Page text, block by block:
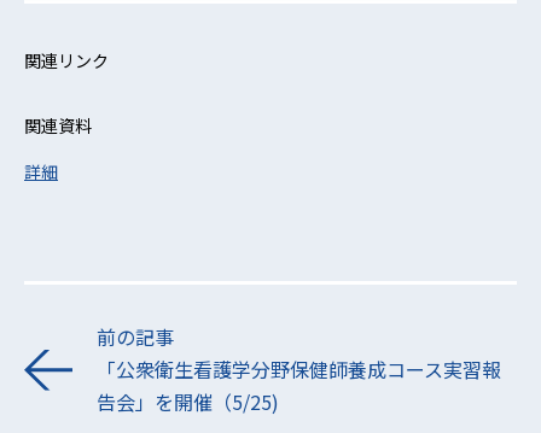
関連リンク
関連資料
詳細
前の記事
「公衆衛生看護学分野保健師養成コース実習報
告会」を開催（5/25)